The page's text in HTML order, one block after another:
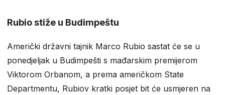
Rubio stiže u Budimpeštu
Američki državni tajnik Marco Rubio sastat će se u
ponedjeljak u Budimpešti s mađarskim premijerom
Viktorom Orbanom, a prema američkom State
Departmentu, Rubiov kratki posjet bit će usmjeren na